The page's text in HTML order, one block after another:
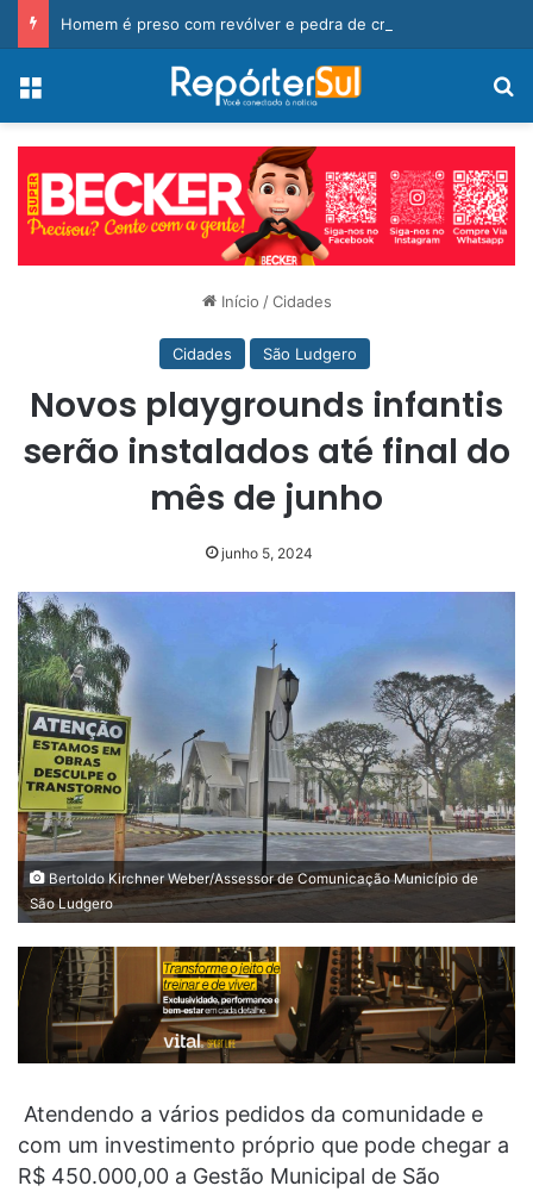
Menu
Início / Cidades
Cidades São Ludgero
Novos playgrounds infantis
serão instalados até final do
mês de junho
junho 5, 2024
Bertoldo Kirchner Weber/Assessor de Comunicação Município de
São Ludgero
Atendendo a vários pedidos da comunidade e
com um investimento próprio que pode chegar a
R$ 450.000,00 a Gestão Municipal de São